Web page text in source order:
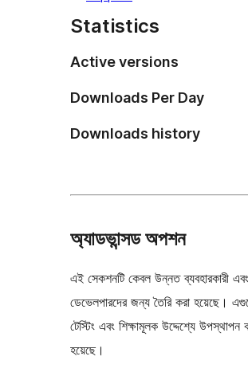
Statistics
Active versions
Downloads Per Day
Downloads history
অ্যাডভান্সড অপশন
এই সেকশনটি কেবল উন্নত ব্যবহারকারী এবং
ডেভেলপারদের জন্য তৈরি করা হয়েছে।
টেস্টিং এবং শিক্ষামূলক উদ্দেশ্যে উপস্থাপন
হয়েছে।